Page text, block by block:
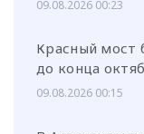
09.08.2026 00:23
Красный мост
до конца
09.08.2026 00:15